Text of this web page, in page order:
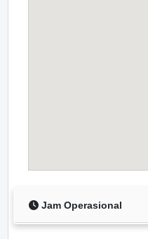
Jam Operasional